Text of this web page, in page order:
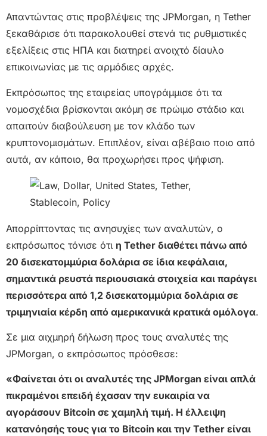
Απαντώντας στις προβλέψεις της JPMorgan, η Tether
ξεκαθάρισε ότι παρακολουθεί στενά τις ρυθμιστικές
εξελίξεις στις ΗΠΑ και διατηρεί ανοιχτό δίαυλο
επικοινωνίας με τις αρμόδιες αρχές.
Εκπρόσωπος της εταιρείας υπογράμμισε ότι τα
νομοσχέδια βρίσκονται ακόμη σε πρώιμο στάδιο και
απαιτούν διαβούλευση με τον κλάδο των
κρυπτονομισμάτων. Επιπλέον, είναι αβέβαιο ποιο από
αυτά, αν κάποιο, θα προχωρήσει προς ψήφιση.
Απορρίπτοντας τις ανησυχίες των αναλυτών, ο
εκπρόσωπος τόνισε ότι η Tether διαθέτει πάνω από
20 δισεκατομμύρια δολάρια σε ίδια κεφάλαια,
σημαντικά ρευστά περιουσιακά στοιχεία και παράγει
περισσότερα από 1,2 δισεκατομμύρια δολάρια σε
τριμηνιαία κέρδη από αμερικανικά κρατικά ομόλογα.
Σε μια αιχμηρή δήλωση προς τους αναλυτές της
JPMorgan, ο εκπρόσωπος πρόσθεσε:
«Φαίνεται ότι οι αναλυτές της JPMorgan είναι απλά
πικραμένοι επειδή έχασαν την ευκαιρία να
αγοράσουν Bitcoin σε χαμηλή τιμή. Η έλλειψη
κατανόησής τους για το Bitcoin και την Tether είναι